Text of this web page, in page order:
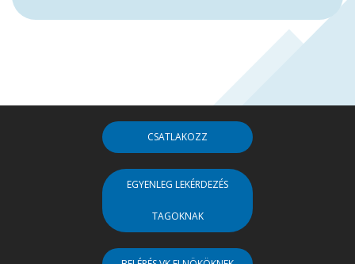
CSATLAKOZZ
EGYENLEG LEKÉRDEZÉS
TAGOKNAK